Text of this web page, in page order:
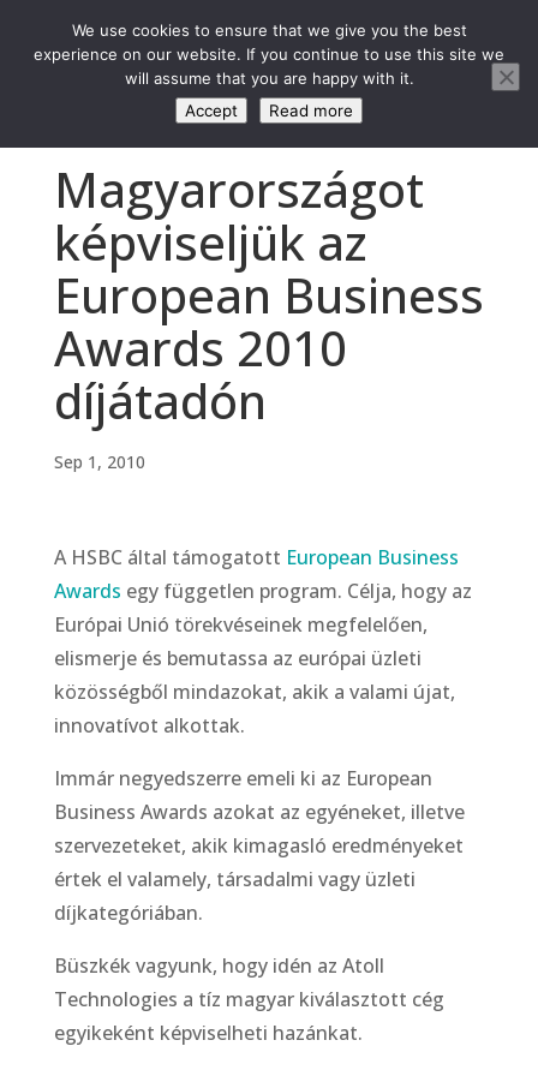
Magyarországot
képviseljük az
European Business
Awards 2010
díjátadón
Sep 1, 2010
A HSBC által támogatott European Business
Awards egy független program. Célja, hogy az
Európai Unió törekvéseinek megfelelően,
elismerje és bemutassa az európai üzleti
közösségből mindazokat, akik a valami újat,
innovatívot alkottak.
Immár negyedszerre emeli ki az European
Business Awards azokat az egyéneket, illetve
szervezeteket, akik kimagasló eredményeket
értek el valamely, társadalmi vagy üzleti
díjkategóriában.
Büszkék vagyunk, hogy idén az Atoll
Technologies a tíz magyar kiválasztott cég
egyikeként képviselheti hazánkat.
We use cookies to ensure that we give you the best
experience on our website. If you continue to use this site we
will assume that you are happy with it.
Accept
Read more